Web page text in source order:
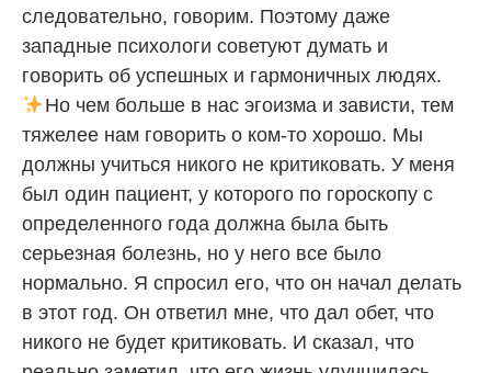
следовательно, говорим. Поэтому даже
западные психологи советуют думать и
говорить об успешных и гармоничных людях.
Но чем больше в нас эгоизма и зависти, тем
тяжелее нам говорить о ком-то хорошо. Мы
должны учиться никого не критиковать. У меня
был один пациент, у которого по гороскопу с
определенного года должна была быть
серьезная болезнь, но у него все было
нормально. Я спросил его, что он начал делать
в этот год. Он ответил мне, что дал обет, что
никого не будет критиковать. И сказал, что